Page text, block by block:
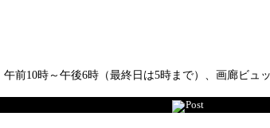
前10時～午後6時（最終日は5時まで）、画廊ビ
Post